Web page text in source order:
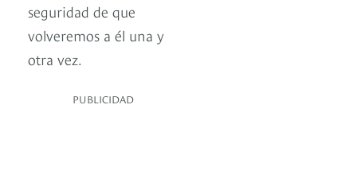
seguridad de que
volveremos a él una y
otra vez.
PUBLICIDAD